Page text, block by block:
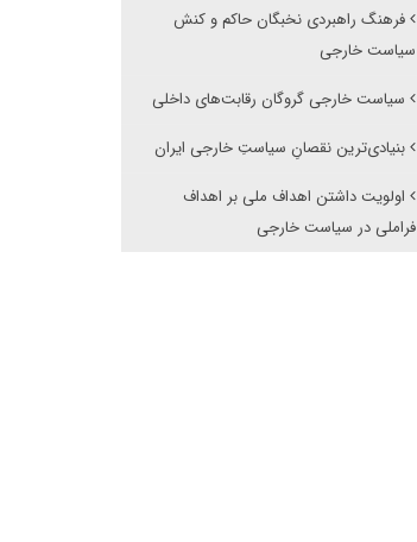
فرهنگ راهبردی نخبگان حاکم و کنش
سیاست خارجی
سیاست خارجی گروگان رقابت‌های داخلی
بنیادی‌ترین نقصانِ سیاستِ خارجی ایران
اولویت داشتن اهداف ملی بر اهداف
فراملی در سیاست خارجی